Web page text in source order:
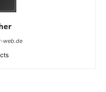
web.de